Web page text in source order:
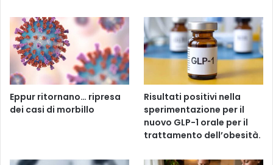
Eppur ritornano… ripresa
dei casi di morbillo
Risultati positivi nella
sperimentazione per il
nuovo GLP-1 orale per il
trattamento dell’obesità.